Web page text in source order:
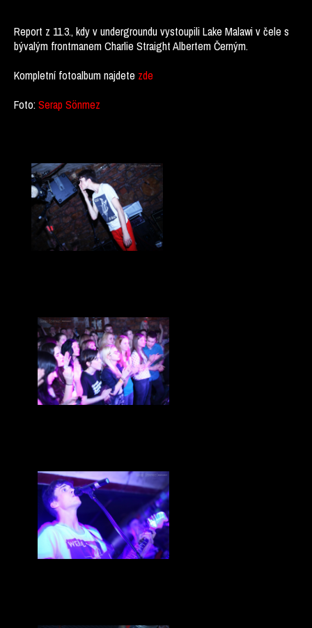
Report z 11.3., kdy v undergroundu vystoupili Lake Malawi v čele s
bývalým frontmanem Charlie Straight Albertem Černým.
Kompletní fotoalbum najdete zde
Foto:Serap Sönmez